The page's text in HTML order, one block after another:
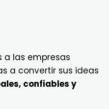
las empresas
a convertir sus ideas
confiables y